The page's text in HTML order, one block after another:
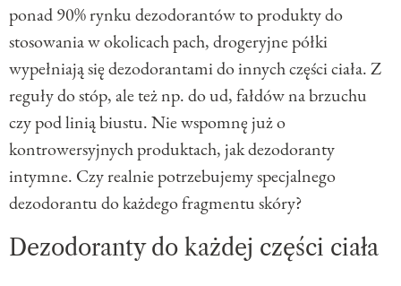
ponad 90% rynku dezodorantów to produkty do
stosowania w okolicach pach, drogeryjne półki
wypełniają się dezodorantami do innych części ciała. Z
reguły do stóp, ale też np. do ud, fałdów na brzuchu
czy pod linią biustu. Nie wspomnę już o
kontrowersyjnych produktach, jak dezodoranty
intymne. Czy realnie potrzebujemy specjalnego
dezodorantu do każdego fragmentu skóry?
Dezodoranty do każdej części ciała